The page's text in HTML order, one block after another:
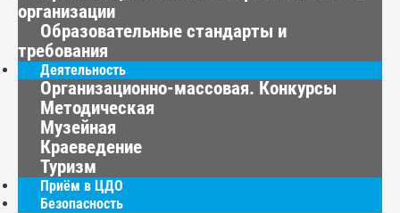
организации
Образовательные стандарты и
требования
Деятельность
Организационно-массовая. Конкурсы
Методическая
Музейная
Краеведение
Туризм
Приём в ЦДО
Безопасность